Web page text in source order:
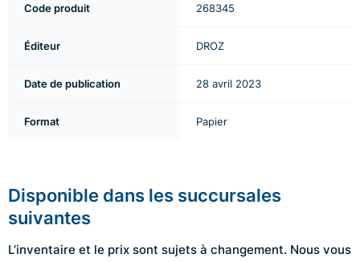
Code produit 268345
Éditeur DROZ
Date de publication 28 avril 2023
Format Papier
Disponible dans les succursales
suivantes
L’inventaire et le prix sont sujets à changement. Nous vous